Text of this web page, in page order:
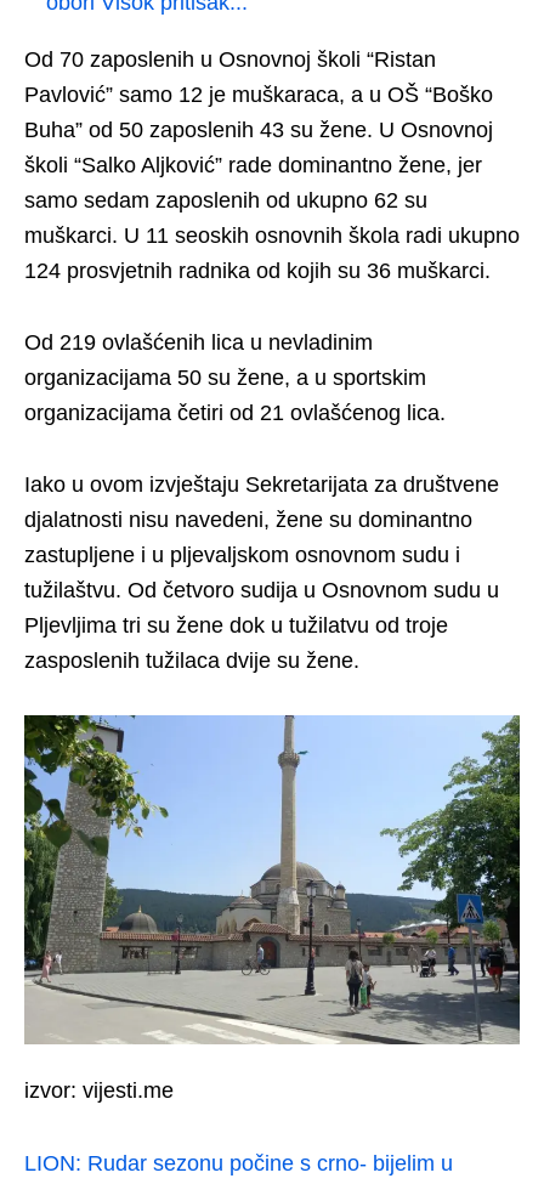
Od 70 zaposlenih u Osnovnoj školi “Ristan
Pavlović” samo 12 je muškaraca, a u OŠ “Boško
Buha” od 50 zaposlenih 43 su žene. U Osnovnoj
školi “Salko Aljković” rade dominantno žene, jer
samo sedam zaposlenih od ukupno 62 su
muškarci. U 11 seoskih osnovnih škola radi ukupno
124 prosvjetnih radnika od kojih su 36 muškarci.
Od 219 ovlašćenih lica u nevladinim
organizacijama 50 su žene, a u sportskim
organizacijama četiri od 21 ovlašćenog lica.
Iako u ovom izvještaju Sekretarijata za društvene
djalatnosti nisu navedeni, žene su dominantno
zastupljene i u pljevaljskom osnovnom sudu i
tužilaštvu. Od četvoro sudija u Osnovnom sudu u
Pljevljima tri su žene dok u tužilatvu od troje
zasposlenih tužilaca dvije su žene.
izvor: vijesti.me
LION: Rudar sezonu počine s crno- bijelim u